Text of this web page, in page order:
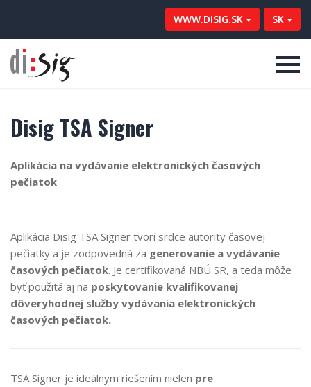
WWW.DISIG.SK SK
Disig TSA Signer
Aplikácia na vydávanie elektronických časových
pečiatok
Aplikácia Disig TSA Signer tvorí srdce autority časovej
pečiatky a je zodpovedná za generovanie a vydávanie
časových pečiatok. Je certifikovaná NBÚ SR, a teda môže
byť použitá aj na poskytovanie kvalifikovanej
dôveryhodnej služby vydávania elektronických
časových pečiatok.
TSA Signer je ideálnym riešením nielen pre